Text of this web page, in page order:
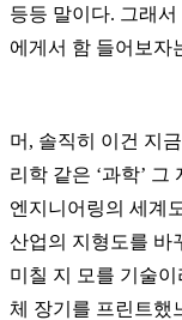
등등 말이다. 그래
에게서 함 들어보자
머 , 솔직히 이건 지
리학 같은 ‘과학’ 그
엔지니어링의 세계
산업의 지형도를 바
미칠 지 모를 기술이
체 장기를 프린트했